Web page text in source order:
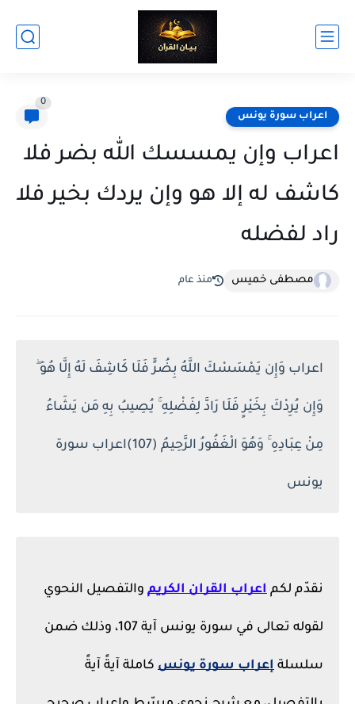
اعراب سورة يونس
0
اعراب وإن يمسسك الله بضر فلا
كاشف له إلا هو وإن يردك بخير فلا
راد لفضله
مصطفى خميس منذ عام
اعراب وَإِن يَمْسَسْكَ اللَّهُ بِضُرٍّ فَلَا كَاشِفَ لَهُ إِلَّا هُوَ ۖ
وَإِن يُرِدْكَ بِخَيْرٍ فَلَا رَادَّ لِفَضْلِهِ ۚ يُصِيبُ بِهِ مَن يَشَاءُ
مِنْ عِبَادِهِ ۚ وَهُوَ الْغَفُورُ الرَّحِيمُ (107)اعراب سورة
يونس
نقدّم لكم اعراب القران الكريم والتفصيل النحوي
لقوله تعالى في سورة يونس آية 107، وذلك ضمن
سلسلة إعراب سورة يونس كاملة آيةً آيةً